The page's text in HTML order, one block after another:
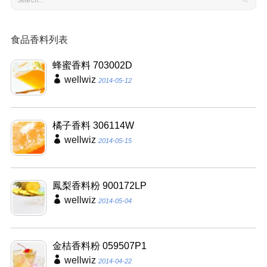
食品香料列表
蜂蜜香料 703002D
wellwiz 2014-05-12
橘子香料 306114W
wellwiz 2014-05-15
鳳梨香料粉 900172LP
wellwiz 2014-05-04
金桔香料粉 059507P1
wellwiz 2014-04-22